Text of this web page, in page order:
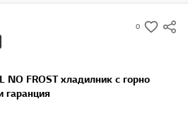
0
s
NO FROST хладилник с горно
гаранция